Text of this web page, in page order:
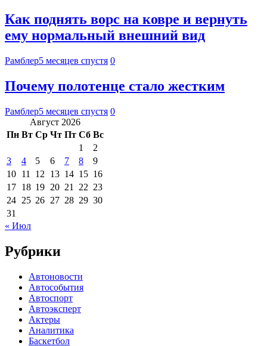
Как поднять ворс на ковре и вернуть
ему нормальный внешний вид
Рамблер5 месяцев спустя 0
Почему полотенце стало жестким
Рамблер5 месяцев спустя 0
Август 2026
Пн Вт Ср Чт Пт Сб Вс
1
2
3
4 5 6 7 8
9
10 11 12 13 14 15 16
17 18 19 20 21 22 23
24 25 26 27 28 29 30
31
« Июл
Рубрики
Автоновости
Автособытия
Автоспорт
Автоэксперт
Актеры
Аналитика
Баскетбол